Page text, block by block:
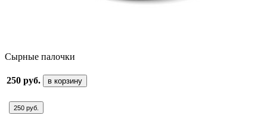
Сырные палочки
250 руб. в корзину
250 руб.